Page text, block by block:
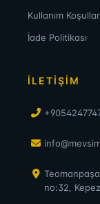
Kullanım
İade Politikası
İLETİŞİM
no:32,